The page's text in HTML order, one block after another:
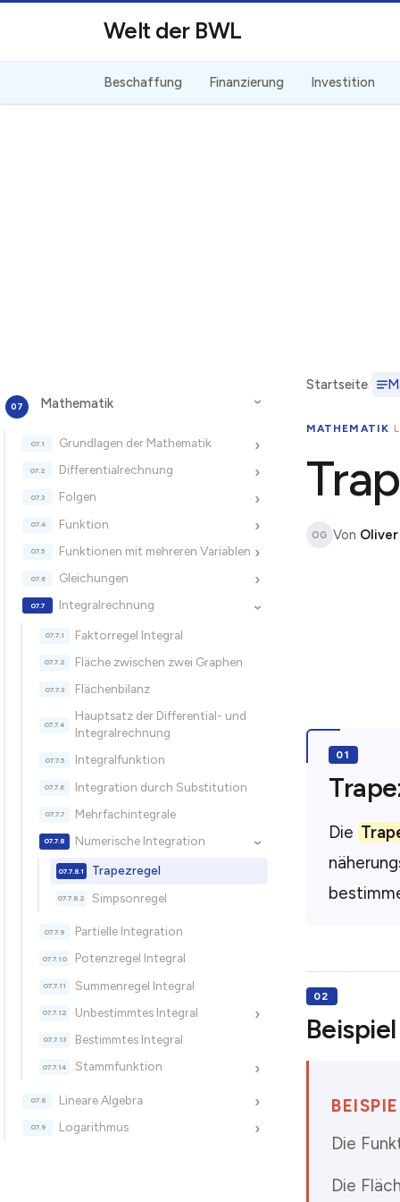
Welt der BWL
Beschaffung Finanzierung Investition
›
Mathematik
›
Grundlagen der Mathematik
›
Differentialrechnung
›
Folgen
›
Funktion
›
Funktionen mit mehreren Variablen
›
Gleichungen
›
Integralrechnung
Faktorregel Integral
Fläche zwischen zwei Graphen
Flächenbilanz
Hauptsatz der Differential- und
Integralrechnung
Integralfunktion
Integration durch Substitution
Mehrfachintegrale
›
Numerische Integration
Trapezregel
Simpsonregel
Partielle Integration
Potenzregel Integral
Summenregel Integral
›
Unbestimmtes Integral
Bestimmtes Integral
›
Stammfunktion
›
Lineare Algebra
›
Logarithmus
Startseite
MATHEMATIK·
OG Von
Die
Beispiel
Die
Die